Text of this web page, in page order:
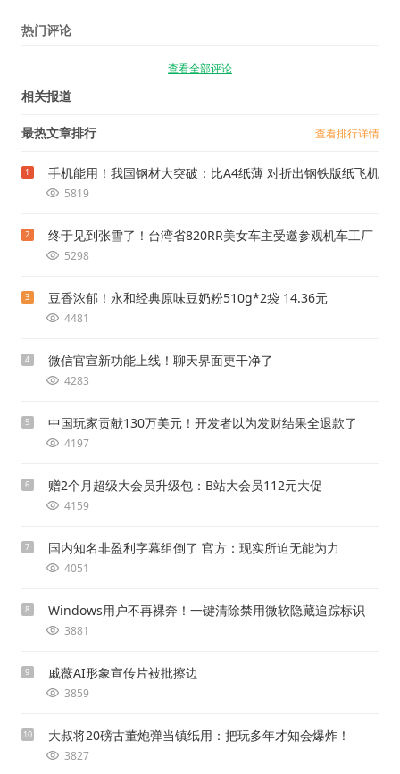
热门评论
查看全部评论
相关报道
最热文章排行 查看排行详情
1 手机能用！我国钢材大突破：比A4纸薄 对折出钢铁版纸飞机
5819
2 终于见到张雪了！台湾省820RR美女车主受邀参观机车工厂
5298
3 豆香浓郁！永和经典原味豆奶粉510g*2袋 14.36元
4481
4 微信官宣新功能上线！聊天界面更干净了
4283
5 中国玩家贡献130万美元！开发者以为发财结果全退款了
4197
6 赠2个月超级大会员升级包：B站大会员112元大促
4159
7 国内知名非盈利字幕组倒了 官方：现实所迫无能为力
4051
8 Windows用户不再裸奔！一键清除禁用微软隐藏追踪标识
3881
9 戚薇AI形象宣传片被批擦边
3859
10 大叔将20磅古董炮弹当镇纸用：把玩多年才知会爆炸！
3827